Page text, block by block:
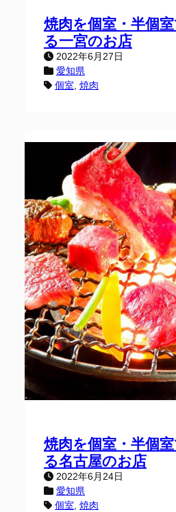
焼肉を個室・半個
る一宮のお店
2022年6月27日
愛知県
個室, 焼肉
焼肉を個室・半個
る名古屋のお店
2022年6月24日
愛知県
個室, 焼肉